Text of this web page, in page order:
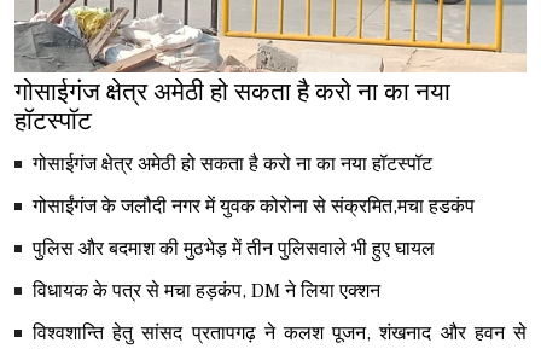
गोसाईगंज क्षेत्र अमेठी हो सकता है करो ना का नया
हॉटस्पॉट
गोसाईगंज क्षेत्र अमेठी हो सकता है करो ना का नया हॉटस्पॉट
गोसाईंगंज के जलौदी नगर में युवक कोरोना से संक्रमित,मचा हडकंप
पुलिस और बदमाश की मुठभेड़ में तीन पुलिसवाले भी हुए घायल
विधायक के पत्र से मचा हड़कंप, DM ने लिया एक्शन
विश्वशान्ति हेतु सांसद प्रतापगढ़ ने कलश पूजन, शंखनाद और हवन से